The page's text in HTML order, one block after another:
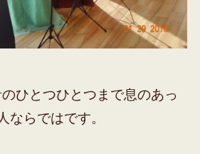
ひとつひとつまで息のあっ
ならではです。